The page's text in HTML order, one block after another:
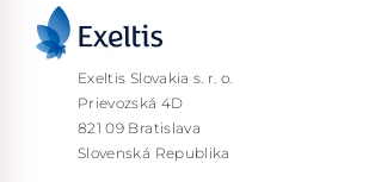
Exeltis Slovakia s. r. o.
Prievozská 4D
821 09 Bratislava
Slovenská Republika